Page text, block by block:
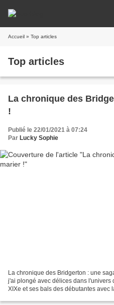
Accueil » Top articles
Top articles
La chronique des
!
Publié le 22/01/2021 à 07:24
Par Lucky Sophie
La chronique des Bridgerton : une
j'ai plongé avec délices dans
XIXe et ses bals des débutantes avec